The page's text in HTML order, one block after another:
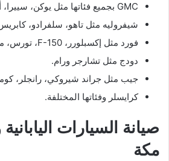
GMC بجميع فئاتها مثل يوكن، سييرا، أكاديا.
شيفروليه مثل تاهو، سلفرادو،
فورد مثل إكسبلورر، F-150، تورس، موستانج.
دودج مثل تشارجر ورام.
جيب مثل جراند شيروكي، رانجلر،
كرايسلر وفئاتها المختلفة.
صيانة السيارات
مكة